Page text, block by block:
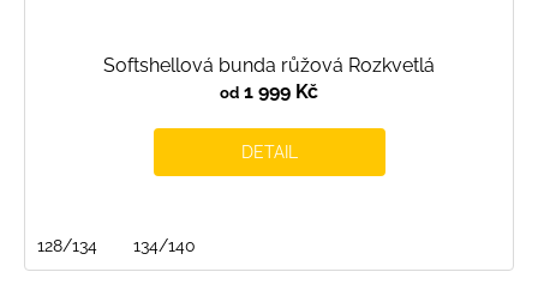
Softshellová bunda růžová Rozkvetlá
od 1 999 Kč
DETAIL
128/134 134/140